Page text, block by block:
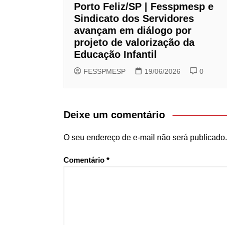
Porto Feliz/SP | Fesspmesp e
Sindicato dos Servidores
avançam em diálogo por
projeto de valorização da
Educação Infantil
FESSPMESP 19/06/2026 0
Deixe um comentário
O seu endereço de e-mail não será publicado.
Comentário *